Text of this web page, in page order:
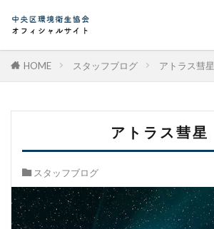
HOME スタッフブログ アトラス彗星
アトラス彗星
スタッフブログ